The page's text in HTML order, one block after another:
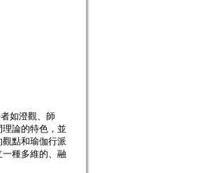
如澄觀、師
論的特色，並
點和瑜伽行派
種多維的、融